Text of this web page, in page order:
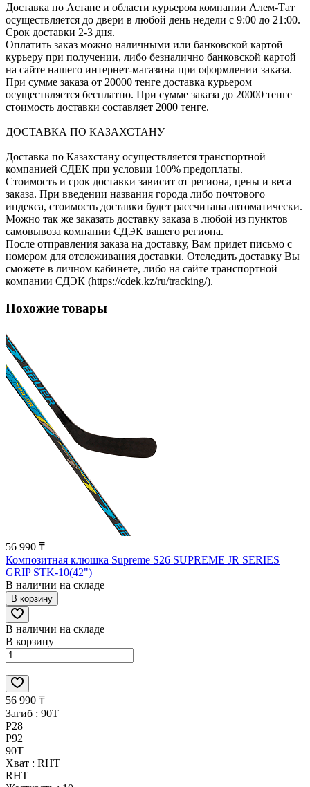
Доставка по Астане и области курьером компании Алем-Тат
осуществляется до двери в любой день недели с 9:00 до 21:00.
Срок доставки 2-3 дня.
Оплатить заказ можно наличными или банковской картой
курьеру при получении, либо безналично банковской картой
на сайте нашего интернет-магазина при оформлении заказа.
При сумме заказа от 20000 тенге доставка курьером
осуществляется бесплатно. При сумме заказа до 20000 тенге
стоимость доставки составляет 2000 тенге.
ДОСТАВКА ПО КАЗАХСТАНУ
Доставка по Казахстану осуществляется транспортной
компанией СДЕК при условии 100% предоплаты.
Стоимость и срок доставки зависит от региона, цены и веса
заказа. При введении названия города либо почтового
индекса, стоимость доставки будет рассчитана автоматически.
Можно так же заказать доставку заказа в любой из пунктов
самовывоза компании СДЭК вашего региона.
После отправления заказа на доставку, Вам придет письмо с
номером для отслеживания доставки. Отследить доставку Вы
сможете в личном кабинете, либо на сайте транспортной
компании СДЭК (https://cdek.kz/ru/tracking/).
Похожие товары
56 990 ₸
Композитная клюшка Supreme S26 SUPREME JR SERIES
GRIP STK-10(42")
В наличии на складе
В корзину
В наличии на складе
В корзину
56 990 ₸
Загиб : 90T
P28
P92
90T
Хват : RHT
RHT